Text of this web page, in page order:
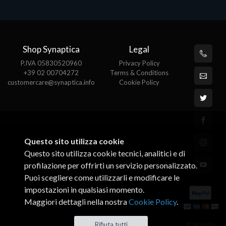
Shop Synaptica
P.IVA 05830520960
+39 02 00704272
customercare@synaptica.info
Legal
Privacy Policy
Terms & Conditions
Cookie Policy
Questo sito utilizza cookie
Questo sito utilizza cookie tecnici, analitici e di
profilazione per offrirti un servizio personalizzato.
Puoi scegliere come utilizzarli e modificare le
impostazioni in qualsiasi momento.
Maggiori dettagli nella nostraCookie Policy.